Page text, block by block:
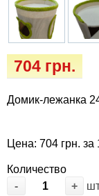
704 грн.
Домик-лежанка
Цена: 704 грн. за
Количество
-
+
Ласощі та корма
Vet Diet Canine
для собак
Лежаки,